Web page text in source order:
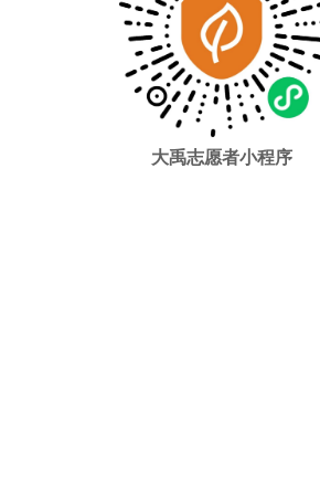
大禹志愿者小程序